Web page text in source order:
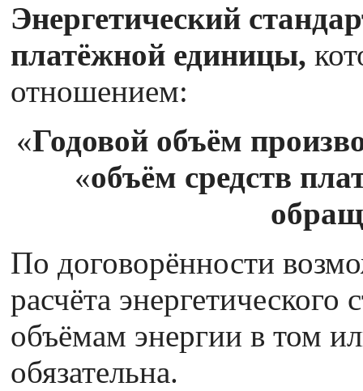
Энергетический
платёжной единицы,
отношением:
«Годовой объём
«объём средств
По договорённости
расчёта энергетического
объёмам энергии в том
обязательна.